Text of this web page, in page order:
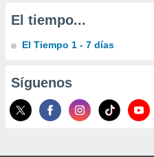
El tiempo...
El Tiempo 1 - 7 días
Síguenos